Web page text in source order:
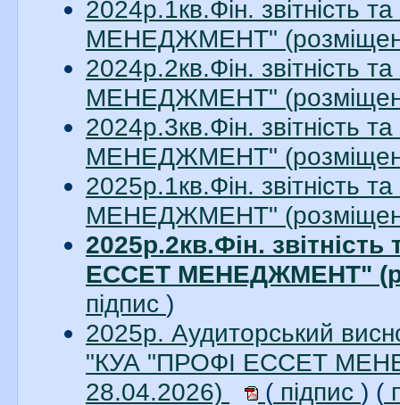
2024р.1кв.Фін.
МЕНЕДЖМЕНТ"
2024р.2кв.Фін.
МЕНЕДЖМЕНТ"
2024р.3кв.Фін.
МЕНЕДЖМЕНТ"
2025р.1кв.Фін.
МЕНЕДЖМЕНТ"
2025р.2кв.Фін.
ЕССЕТ МЕНЕДЖМЕНТ"
підпис )
2025р. Аудиторський
"КУА "ПРОФІ ЕССЕТ
28.04.2026)
( підпис ) (